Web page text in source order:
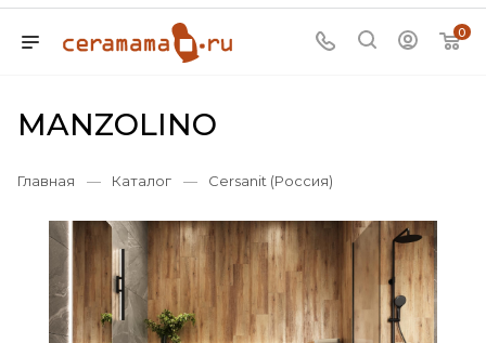
0
MANZOLINO
Главная — Каталог — Cersanit (Россия)